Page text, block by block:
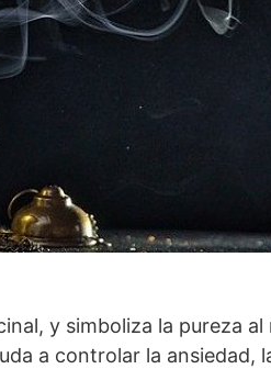
y simboliza la pureza al
a controlar la ansiedad,